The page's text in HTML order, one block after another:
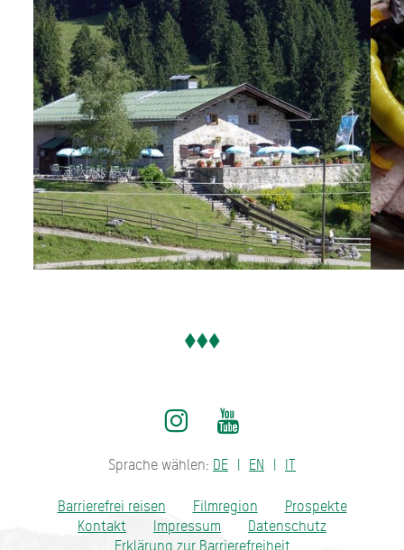
Sprache wählen: DE EN IT
Barrierefrei reisen Filmregion
Prospekte
Kontakt
Impressum
Datenschutz
Erklärung zur Barrierefreiheit